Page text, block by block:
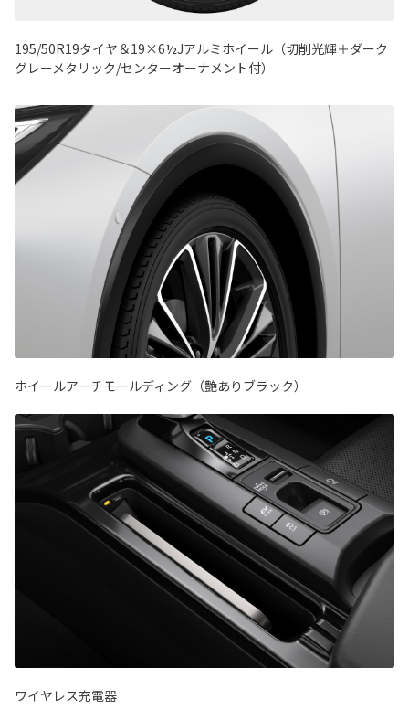
195/50R19タイヤ＆19×6½Jアルミホイール（切削光輝＋ダーク
グレーメタリック/センターオーナメント付）
ホイールアーチモールディング（艶ありブラック）
ワイヤレス充電器